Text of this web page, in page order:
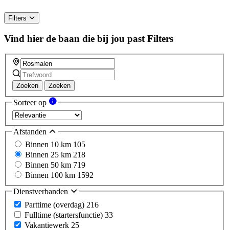
Filters
Vind hier de baan die bij jou past Filters
Zoeken Zoeken
Sorteer op
Afstanden
Binnen 10 km 105
Binnen 25 km 218
Binnen 50 km 719
Binnen 100 km 1592
Dienstverbanden
Parttime (overdag) 216
Fulltime (startersfunctie) 33
Vakantiewerk 25